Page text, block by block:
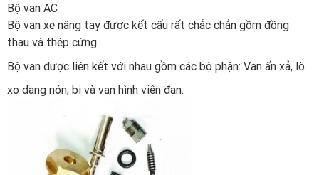
Bộ van AC
Bộ van xe nâng tay được kết cấu rất chắc chắn gồm đồng
thau và thép cứng.
Bộ van được liên kết với nhau gồm các bộ phận: Van ấn xả, lò
xo dạng nón, bi và van hình viên đạn.